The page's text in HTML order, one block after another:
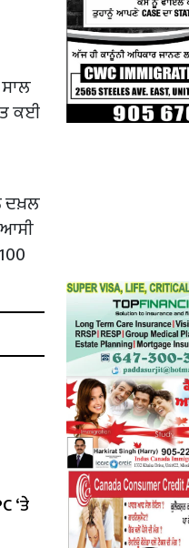
ਕਈ
ਦਖ਼ਲ
‘ਤੇ